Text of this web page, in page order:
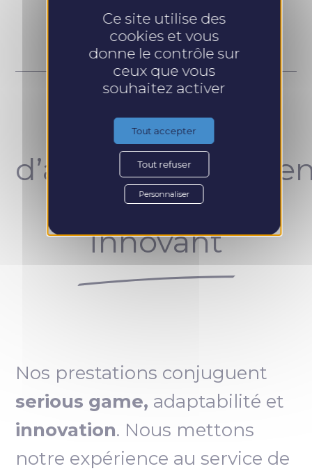
Un concept
unique et
innovant
Nos prestations conjuguent
serious game, adaptabilité et
innovation. Nous mettons
notre expérience au service de
Ce site utilise des
cookies et vous
donne le contrôle sur
ceux que vous
souhaitez activer
Tout accepter
Tout refuser
Personnaliser